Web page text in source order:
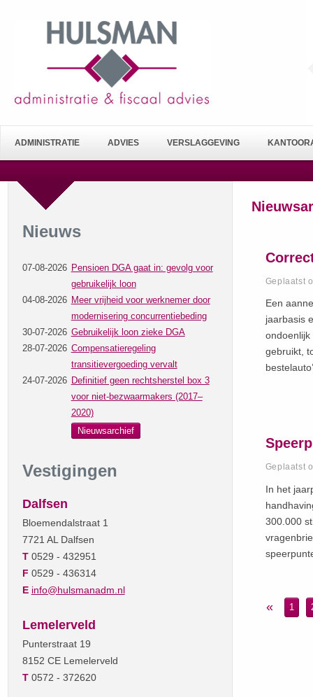
ADMINISTRATIE ADVIES VERSLAGGEVING
Nieuws
07-08-2026 Pensioen DGA gaat in: gevolg voor
gebruikelijk loon
04-08-2026 Meer vrijheid voor werknemer door
modernisering concurrentiebeding
30-07-2026 Gebruikelijk loon zieke DGA
28-07-2026 Compensatieregeling
transitievergoeding vervalt
24-07-2026 Definitief geen rechtsherstel box 3
voor niet-bezwaarmakers (2017–
2020)
Nieuwsarchief
Vestigingen
Dalfsen
Bloemendalstraat 1
7721 AL Dalfsen
T0529 - 432951
F 0529 - 436314
E info@hulsmanadm.nl
Lemelerveld
Punterstraat 19
8152 CE Lemelerveld
T0572 - 372620
Geplaatst
Een
jaarbasis
gebruikt,
Geplaatst
In het
300.000
« 1